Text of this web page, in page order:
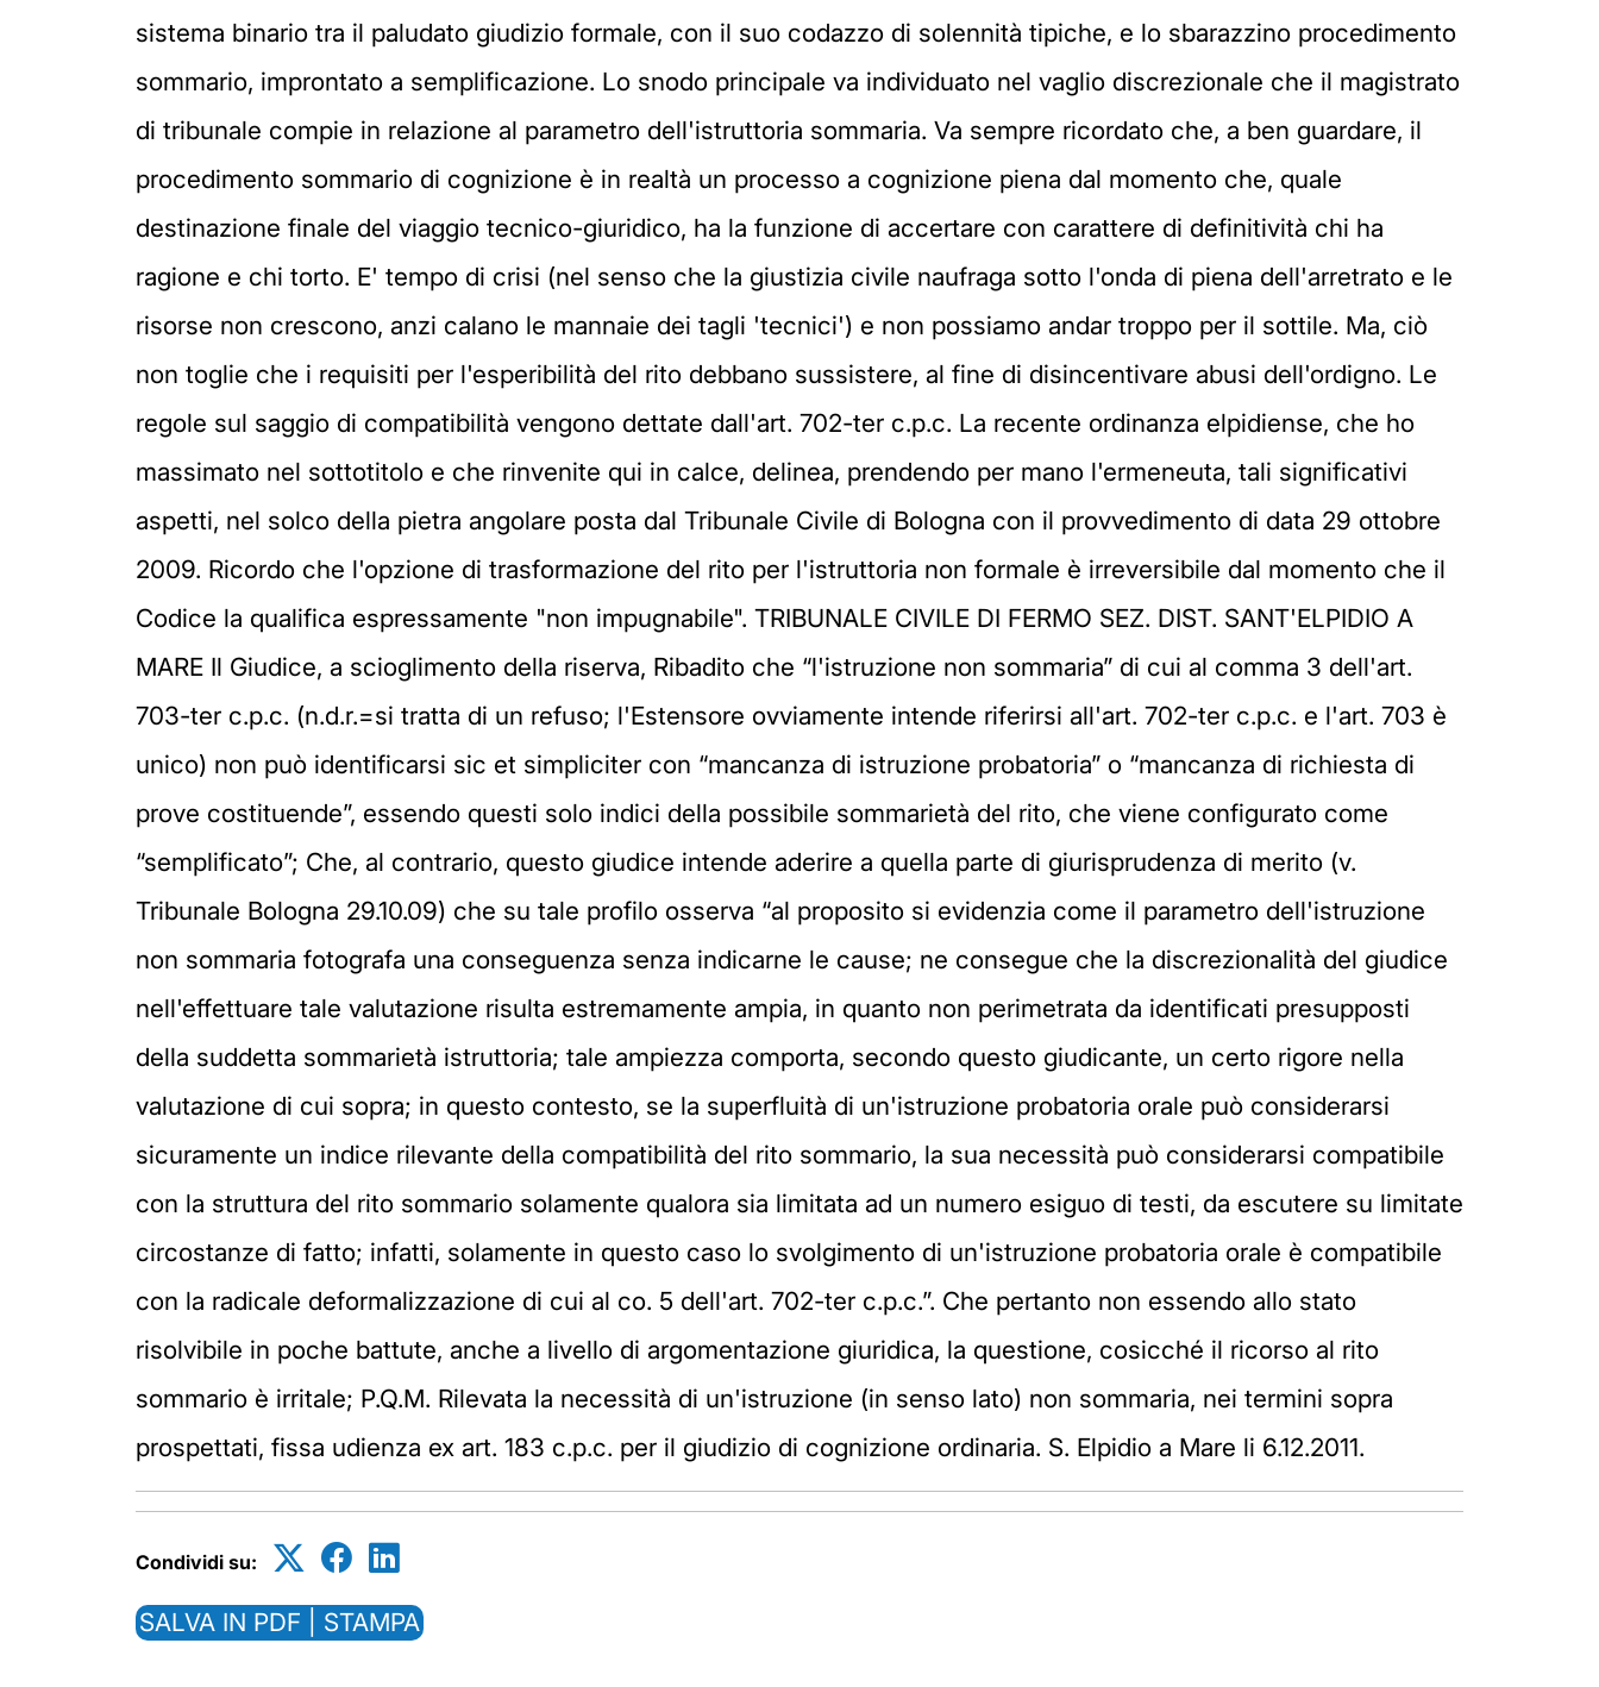
sistema binario tra il paludato giudizio formale, con il suo codazzo di solennità tipiche, e lo sbarazzino procedimento
sommario, improntato a semplificazione. Lo snodo principale va individuato nel vaglio discrezionale che il magistrato
di tribunale compie in relazione al parametro dell'istruttoria sommaria. Va sempre ricordato che, a ben guardare, il
procedimento sommario di cognizione è in realtà un processo a cognizione piena dal momento che, quale
destinazione finale del viaggio tecnico-giuridico, ha la funzione di accertare con carattere di definitività chi ha
ragione e chi torto. E' tempo di crisi (nel senso che la giustizia civile naufraga sotto l'onda di piena dell'arretrato e le
risorse non crescono, anzi calano le mannaie dei tagli 'tecnici') e non possiamo andar troppo per il sottile. Ma, ciò
non toglie che i requisiti per l'esperibilità del rito debbano sussistere, al fine di disincentivare abusi dell'ordigno. Le
regole sul saggio di compatibilità vengono dettate dall'art. 702-ter c.p.c. La recente ordinanza elpidiense, che ho
massimato nel sottotitolo e che rinvenite qui in calce, delinea, prendendo per mano l'ermeneuta, tali significativi
aspetti, nel solco della pietra angolare posta dal Tribunale Civile di Bologna con il provvedimento di data 29 ottobre
2009. Ricordo che l'opzione di trasformazione del rito per l'istruttoria non formale è irreversibile dal momento che il
Codice la qualifica espressamente "non impugnabile". TRIBUNALE CIVILE DI FERMO SEZ. DIST. SANT'ELPIDIO A
MARE Il Giudice, a scioglimento della riserva, Ribadito che “l'istruzione non sommaria” di cui al comma 3 dell'art.
703-ter c.p.c. (n.d.r.=si tratta di un refuso; l'Estensore ovviamente intende riferirsi all'art. 702-ter c.p.c. e l'art. 703 è
unico) non può identificarsi sic et simpliciter con “mancanza di istruzione probatoria” o “mancanza di richiesta di
prove costituende”, essendo questi solo indici della possibile sommarietà del rito, che viene configurato come
“semplificato”; Che, al contrario, questo giudice intende aderire a quella parte di giurisprudenza di merito (v.
Tribunale Bologna 29.10.09) che su tale profilo osserva “al proposito si evidenzia come il parametro dell'istruzione
non sommaria fotografa una conseguenza senza indicarne le cause; ne consegue che la discrezionalità del giudice
nell'effettuare tale valutazione risulta estremamente ampia, in quanto non perimetrata da identificati presupposti
della suddetta sommarietà istruttoria; tale ampiezza comporta, secondo questo giudicante, un certo rigore nella
valutazione di cui sopra; in questo contesto, se la superfluità di un'istruzione probatoria orale può considerarsi
sicuramente un indice rilevante della compatibilità del rito sommario, la sua necessità può considerarsi compatibile
con la struttura del rito sommario solamente qualora sia limitata ad un numero esiguo di testi, da escutere su limitate
circostanze di fatto; infatti, solamente in questo caso lo svolgimento di un'istruzione probatoria orale è compatibile
con la radicale deformalizzazione di cui al co. 5 dell'art. 702-ter c.p.c.”. Che pertanto non essendo allo stato
risolvibile in poche battute, anche a livello di argomentazione giuridica, la questione, cosicché il ricorso al rito
sommario è irritale; P.Q.M. Rilevata la necessità di un'istruzione (in senso lato) non sommaria, nei termini sopra
prospettati, fissa udienza ex art. 183 c.p.c. per il giudizio di cognizione ordinaria. S. Elpidio a Mare li 6.12.2011.
Condividi su:
SALVA IN PDF | STAMPA